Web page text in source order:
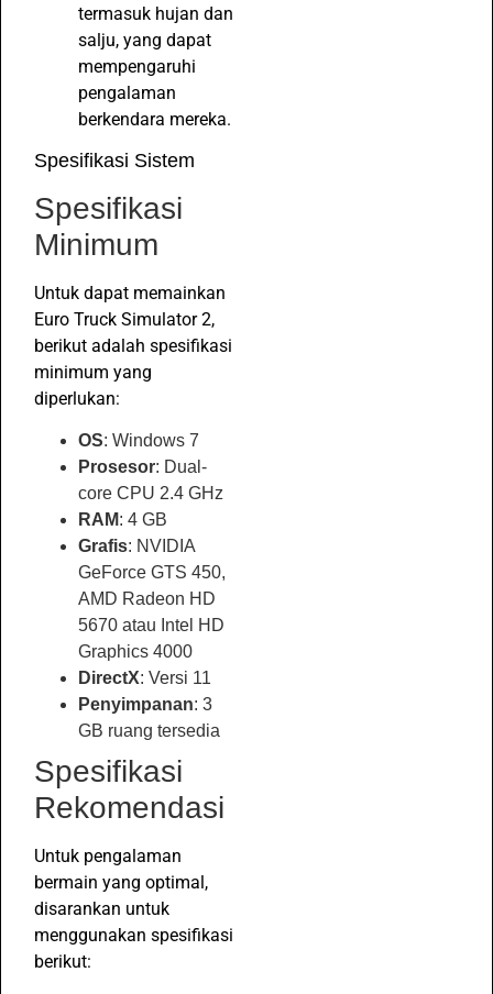
termasuk hujan dan
salju, yang dapat
mempengaruhi
pengalaman
berkendara mereka.
Spesifikasi Sistem
Spesifikasi
Minimum
Untuk dapat memainkan
Euro Truck Simulator 2,
berikut adalah spesifikasi
minimum yang
diperlukan:
OS: Windows 7
Prosesor: Dual-
core CPU 2.4 GHz
RAM: 4 GB
Grafis: NVIDIA
GeForce GTS 450,
AMD Radeon HD
5670 atau Intel HD
Graphics 4000
DirectX: Versi 11
Penyimpanan: 3
GB ruang tersedia
Spesifikasi
Rekomendasi
Untuk pengalaman
bermain yang optimal,
disarankan untuk
menggunakan spesifikasi
berikut: